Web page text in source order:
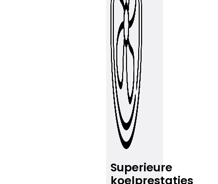
Superieure
koelprestaties